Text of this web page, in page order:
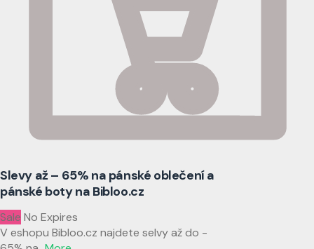
Slevy až – 65% na pánské oblečení a
pánské boty na Bibloo.cz
Sale No Expires
V eshopu Bibloo.cz najdete selvy až do -